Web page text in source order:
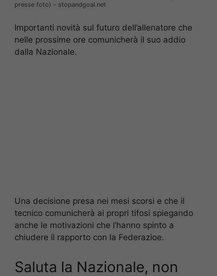
presse foto) – stopandgoal.net
Importanti novità sul futuro dell’allenatore che
nelle prossime ore comunicherà il suo addio
dalla Nazionale.
Una decisione presa nei mesi scorsi e che il
tecnico comunicherà ai propri tifosi spiegando
anche le motivazioni che l’hanno spinto a
chiudere il rapporto con la Federazioe.
Saluta la Nazionale, non